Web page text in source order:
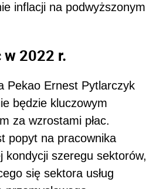
inflacji na podwyższonym
w 2022 r.
Pekao Ernest Pytlarczyk
będzie kluczowym
za wzrostami płac.
popyt na pracownika
kondycji szeregu sektorów,
się sektora usług